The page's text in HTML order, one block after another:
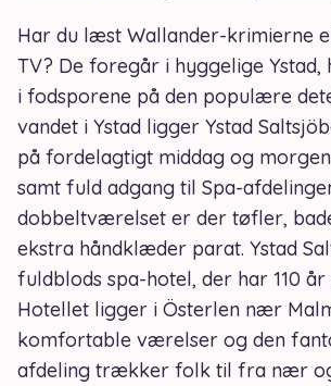
Har du læst Wallander-krimierne
TV? De foregår i hyggelige Ystad,
i fodsporene på den populære
vandet i Ystad ligger Ystad
på fordelagtigt middag og
samt fuld adgang til Spa-
dobbeltværelset er der tøfler,
ekstra håndklæder parat. Ystad
fuldblods spa-hotel, der har 110 år
Hotellet ligger i Österlen nær
komfortable værelser og den
afdeling trækker folk til fra nær